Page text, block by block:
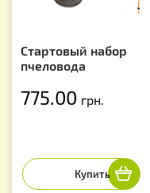
Стартовый набор
пчеловода
775.00 грн.